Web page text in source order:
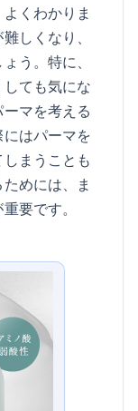
くわかりま
しくなり、
う。特に、
ても気にな
マを考える
はパーマを
まうことも
めには、ま
要です。